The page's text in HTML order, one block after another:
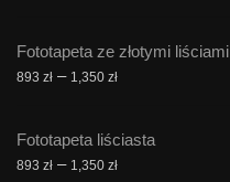
893 zł
do
Fototapeta ze złotymi liściami
893 zł – 1,350 złZakres
893 zł
do
Fototapeta liściasta
893 zł – 1,350 złZakres